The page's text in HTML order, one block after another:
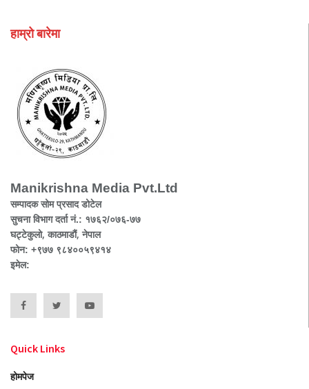
हाम्रो बारेमा
Manikrishna Media Pvt.Ltd
सम्पादक सोम प्रसाद डोटेल
सुचना विभाग दर्ता नं.: १७६२/०७६-७७
घट्टेकुलो, काठमाडौं, नेपाल
फोन: +९७७ ९८४००५९४१४
इमेल:
Quick Links
होमपेज